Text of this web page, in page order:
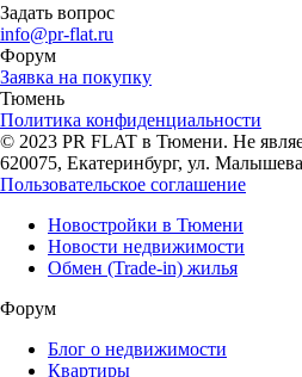
Задать вопрос
info@pr-flat.ru
Форум
Заявка на покупку
Тюмень
Политика конфиденциальности
© 2023 PR FLAT в Тюмени. Не
620075, Екатеринбург, ул.
Пользовательское соглашение
Новостройки в Тюмени
Новости недвижимости
Обмен (Trade-in) жилья
Форум
Блог о недвижимости
Квартиры